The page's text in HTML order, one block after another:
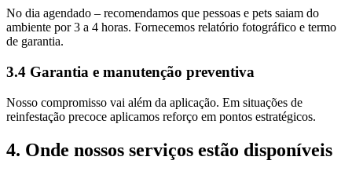
No dia agendado – recomendamos que pessoas e pets saiam do
ambiente por 3 a 4 horas. Fornecemos relatório fotográfico e termo
de garantia.
3.4 Garantia e manutenção preventiva
Nosso compromisso vai além da aplicação. Em situações de
reinfestação precoce aplicamos reforço em pontos estratégicos.
4. Onde nossos serviços estão disponíveis